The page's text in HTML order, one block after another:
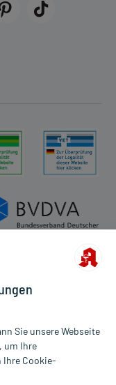
für
Sie unsere Webseite
um Ihre
Ihre Cookie-